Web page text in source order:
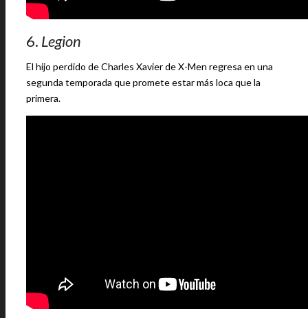
6. Legion
El hijo perdido de Charles Xavier de X-Men regresa en una
segunda temporada que promete estar más loca que la
primera.